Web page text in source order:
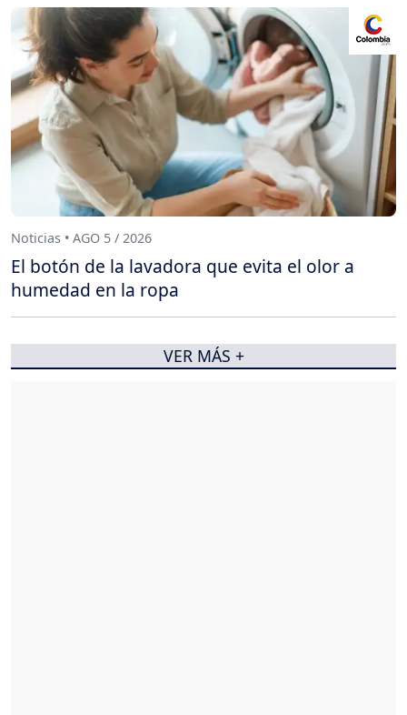
Noticias • AGO 5 / 2026
El botón de la lavadora que evita el olor a
humedad en la ropa
VER MÁS +